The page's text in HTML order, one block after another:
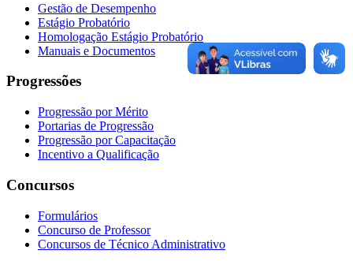
Gestão de Desempenho
Estágio Probatório
Homologação Estágio Probatório
Manuais e Documentos
Progressões
Progressão por Mérito
Portarias de Progressão
Progressão por Capacitação
Incentivo a Qualificação
Concursos
Formulários
Concurso de Professor
Concursos de Técnico Administrativo